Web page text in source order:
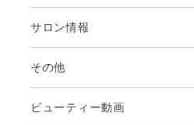
サロン情報
その他
ビューティー動画